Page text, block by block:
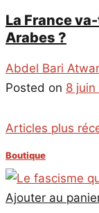
La France
Arabes ?
Abdel Bari
Posted on 8
Navigation
articles
Articles plus
Boutique
Ajouter au